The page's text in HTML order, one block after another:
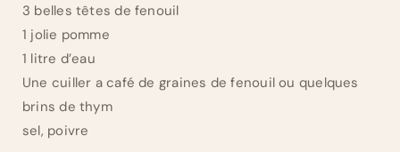
3 belles têtes de fenouil
1 jolie pomme
1 litre d’eau
Une cuiller a café de graines de fenouil ou quelques
brins de thym
sel, poivre